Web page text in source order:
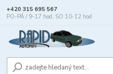
+420 315 695 567
PO-PÁ / 9-17 hod, SO 10-12 hod